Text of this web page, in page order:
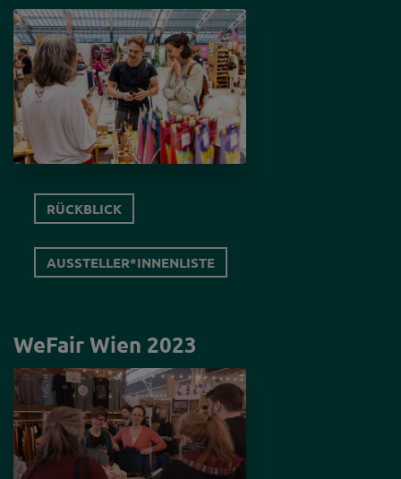
VISITOR
ABOUT US
RÜCKBLICK
AUSSTELLER*INNENLISTE
WeFair Wien 2023